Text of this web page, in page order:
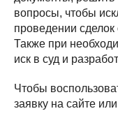
вопросы, чтобы
проведении
Также при
иск в суд и
Чтобы
заявку на сайте